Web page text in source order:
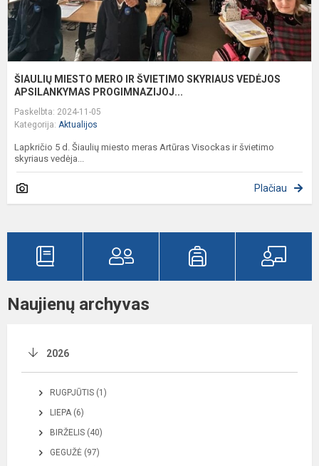
ŠIAULIŲ MIESTO MERO IR ŠVIETIMO SKYRIAUS VEDĖJOS
APSILANKYMAS PROGIMNAZIJOJ...
Paskelbta: 2024-11-05
Kategorija: Aktualijos
Lapkričio 5 d. Šiaulių miesto meras Artūras Visockas ir švietimo
skyriaus vedėja...
Plačiau
Naujienų archyvas
2026
RUGPJŪTIS (1)
LIEPA (6)
BIRŽELIS (40)
GEGUŽĖ (97)